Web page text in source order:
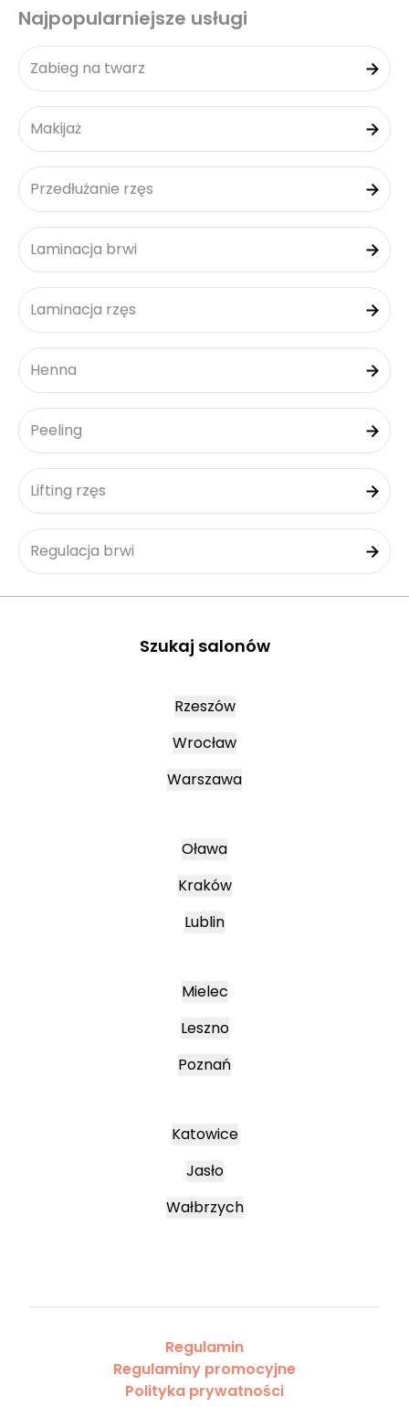
Najpopularniejsze usługi
Zabieg na twarz
Makijaż
Przedłużanie rzęs
Laminacja brwi
Laminacja rzęs
Henna
Peeling
Lifting rzęs
Regulacja brwi
Szukaj salonów
Rzeszów
Wrocław
Warszawa
Oława
Kraków
Lublin
Mielec
Leszno
Poznań
Katowice
Jasło
Wałbrzych
Regulamin
Regulaminy promocyjne
Polityka prywatności